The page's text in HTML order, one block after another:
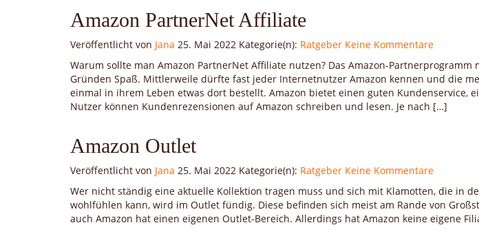
Amazon PartnerNet Affiliate
Veröffentlicht von Jana 25. Mai 2022 Kategorie(n): Ratgeber Keine Kommentare
Warum sollte man Amazon PartnerNet Affiliate nutzen? Das Amazon-Partnerprogramm
Gründen Spaß. Mittlerweile dürfte fast jeder Internetnutzer Amazon kennen und die
einmal in ihrem Leben etwas dort bestellt. Amazon bietet einen guten Kundenservice,
Nutzer können Kundenrezensionen auf Amazon schreiben und lesen. Je nach […]
Amazon Outlet
Veröffentlicht von Jana 25. Mai 2022 Kategorie(n): Ratgeber Keine Kommentare
Wer nicht ständig eine aktuelle Kollektion tragen muss und sich mit Klamotten, die in
wohlfühlen kann, wird im Outlet fündig. Diese befinden sich meist am Rande von
auch Amazon hat einen eigenen Outlet-Bereich. Allerdings hat Amazon keine eigene